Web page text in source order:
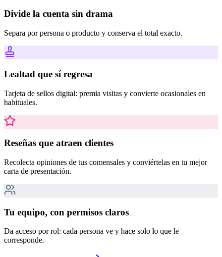
Divide la cuenta sin drama
Separa por persona o producto y conserva el total exacto.
Lealtad que sí regresa
Tarjeta de sellos digital: premia visitas y convierte ocasionales en
habituales.
Reseñas que atraen clientes
Recolecta opiniones de tus comensales y conviértelas en tu mejor
carta de presentación.
Tu equipo, con permisos claros
Da acceso por rol: cada persona ve y hace solo lo que le
corresponde.